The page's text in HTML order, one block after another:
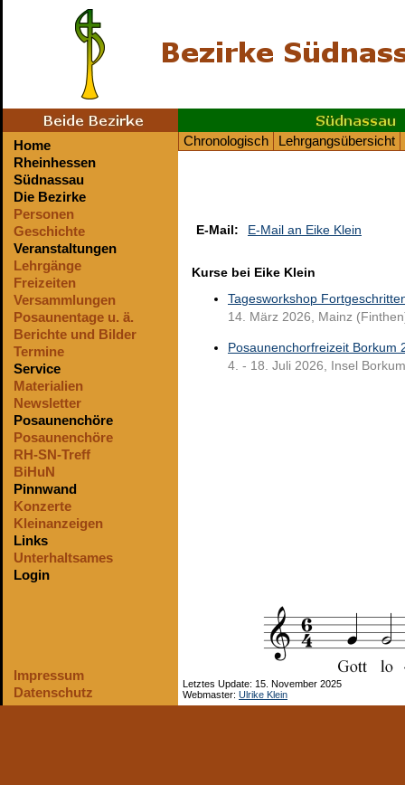
Home
Rheinhessen
Südnassau
Die Bezirke
Personen
Geschichte
Veranstaltungen
Lehrgänge
Freizeiten
Versammlungen
Posaunentage u. ä.
Berichte und Bilder
Termine
Service
Materialien
Newsletter
Posaunenchöre
Posaunenchöre
RH-SN-Treff
BiHuN
Pinnwand
Konzerte
Kleinanzeigen
Links
Unterhaltsames
Login
Chronologisch Lehrgangsübersicht
E-Mail: E-Mail an Eike Klein
Kurse bei Eike Klein
Tagesworkshop
14. März 2026, Mainz
Posaunenchorfreizeit Borkum
4. - 18. Juli 2026, Insel Borkum
Impressum
Datenschutz
Letztes Update: 15. November 2025
Webmaster: Ulrike Klein